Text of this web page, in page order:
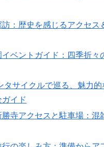
訪：歴史を感じるアクセス
イベントガイド：四季折々
タサイクルで巡る、魅力的
ガイド
勝寺アクセスと駐車場：混